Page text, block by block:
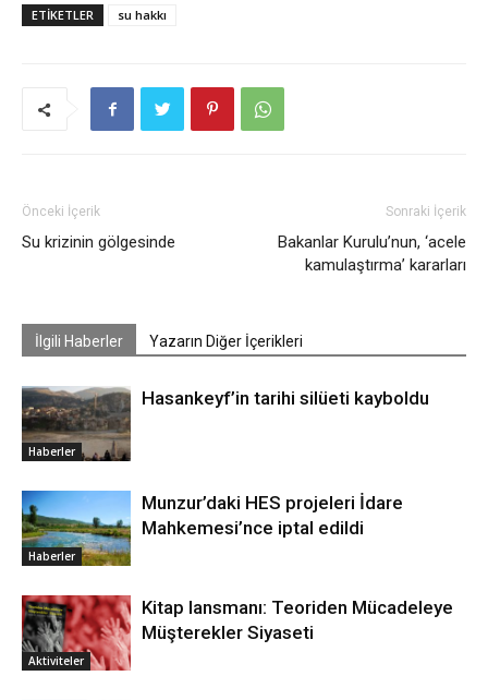
ETIKETLER su hakkı
Önceki İçerik
Su krizinin gölgesinde
Sonraki İçerik
Bakanlar Kurulu’nun, ‘acele
kamulaştırma’ kararları
İlgili Haberler Yazarın Diğer İçerikleri
Haberler
Hasankeyf’in tarihi silüeti kayboldu
Haberler
Munzur’daki HES projeleri İdare
Mahkemesi’nce iptal edildi
Aktiviteler
Kitap lansmanı: Teoriden Mücadeleye
Müşterekler Siyaseti